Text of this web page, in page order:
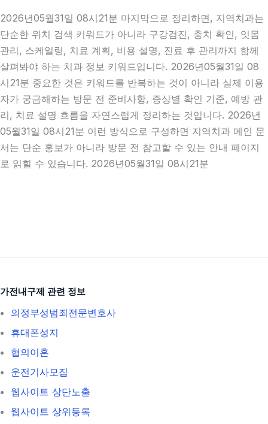
2026년05월31일 08시21분 마지막으로 정리하면, 지역치과는
단순한 위치 검색 키워드가 아니라 구강검진, 충치 확인, 잇몸
관리, 스케일링, 치료 계획, 비용 설명, 진료 후 관리까지 함께
살펴봐야 하는 치과 정보 키워드입니다. 2026년05월31일 08
시21분 중요한 것은 키워드를 반복하는 것이 아니라 실제 이용
자가 궁금해하는 방문 전 준비사항, 증상별 확인 기준, 예방 관
리, 치료 설명 흐름을 자연스럽게 정리하는 것입니다. 2026년
05월31일 08시21분 이런 방식으로 구성하면 지역치과 메인 문
서는 단순 홍보가 아니라 방문 전 참고할 수 있는 안내 페이지
로 읽힐 수 있습니다. 2026년05월31일 08시21분
가전내구제 관련 정보
의정부성범죄전문변호사
휴대폰성지
협의이혼
운전기사모집
웹사이트 상단노출
웹사이트 상위등록